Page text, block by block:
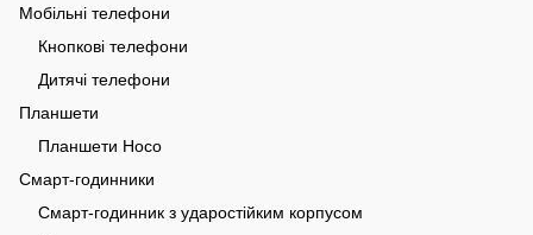
Мобільні телефони
Кнопкові телефони
Дитячі телефони
Планшети
Планшети Hoco
Смарт-годинники
Смарт-годинник з ударостійким корпусом